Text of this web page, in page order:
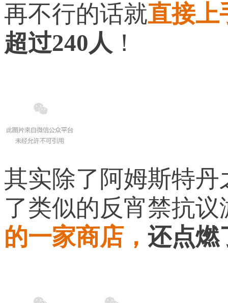
再不行的话就直接上
超过240人 ！
其实除了阿姆斯特丹
了类似的反宵禁抗议
的一家商店， 还点燃